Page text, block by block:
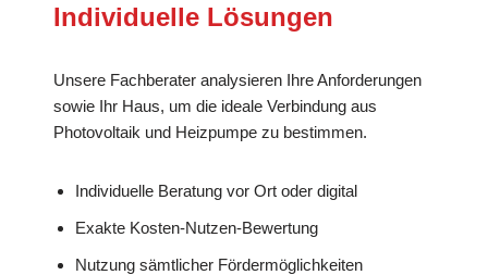
Individuelle Lösungen
Unsere Fachberater analysieren Ihre Anforderungen
sowie Ihr Haus, um die ideale Verbindung aus
Photovoltaik und Heizpumpe zu bestimmen.
Individuelle Beratung vor Ort oder digital
Exakte Kosten-Nutzen-Bewertung
Nutzung sämtlicher Fördermöglichkeiten